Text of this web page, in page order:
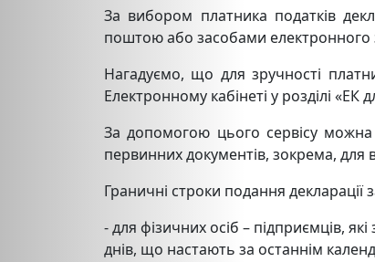
За вибором платника податків
поштою або засобами електронного
Нагадуємо, що для зручності
Електронному кабінеті у розділі
За допомогою цього сервісу можна
первинних документів, зокрема,
Граничні строки подання декларації
- для фізичних осіб – підприємців,
днів, що настають за останнім